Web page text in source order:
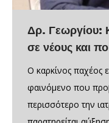
Δρ. Γεωργίου:
σε νέους και
Ο καρκίνος παχέος
φαινόμενο που
περισσότερο την